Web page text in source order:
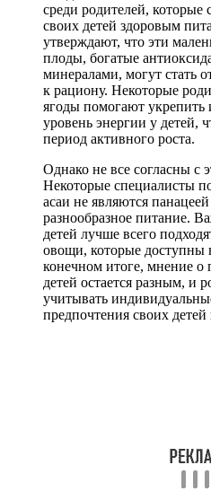
среди родителей, которые
своих детей здоровым
утверждают, что эти
плоды, богатые
минералами, могут стать
к рациону. Некоторые
ягоды помогают
уровень энергии у детей,
период активного роста.
Однако не все согласны с
Некоторые специалисты
асаи не являются
разнообразное питание.
детей лучше всего
овощи, которые доступны
конечном итоге, мнение о
детей остается разным, и
учитывать
предпочтения своих